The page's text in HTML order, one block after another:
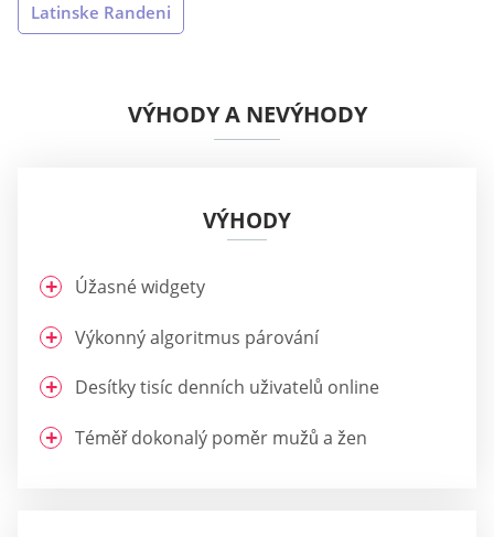
Latinske Randeni
VÝHODY A NEVÝHODY
VÝHODY
Úžasné widgety
Výkonný algoritmus párování
Desítky tisíc denních uživatelů online
Téměř dokonalý poměr mužů a žen